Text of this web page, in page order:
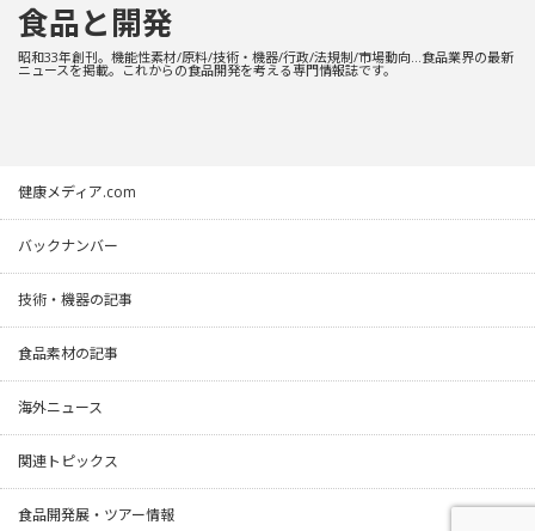
食品と開発
昭和33年創刊。機能性素材/原料/技術・機器/行政/法規制/市場動向…食品業界の最新
ニュースを掲載。これからの食品開発を考える専門情報誌です。
健康メディア.com
バックナンバー
技術・機器の記事
食品素材の記事
海外ニュース
関連トピックス
食品開発展・ツアー情報